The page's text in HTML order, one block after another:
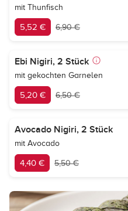
mit Thunfisch
5,52 € 6,90 €
Ebi Nigiri, 2 Stück
mit gekochten Garnelen
5,20 € 6,50 €
Avocado Nigiri, 2 Stück
mit Avocado
4,40 € 5,50 €